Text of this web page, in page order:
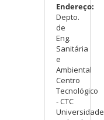
Endereço:
Depto.
de
Eng.
Sanitária
e
Ambiental
Centro
Tecnológico
- CTC
Universidade